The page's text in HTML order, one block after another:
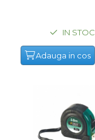
IN STOC
Adauga in cos